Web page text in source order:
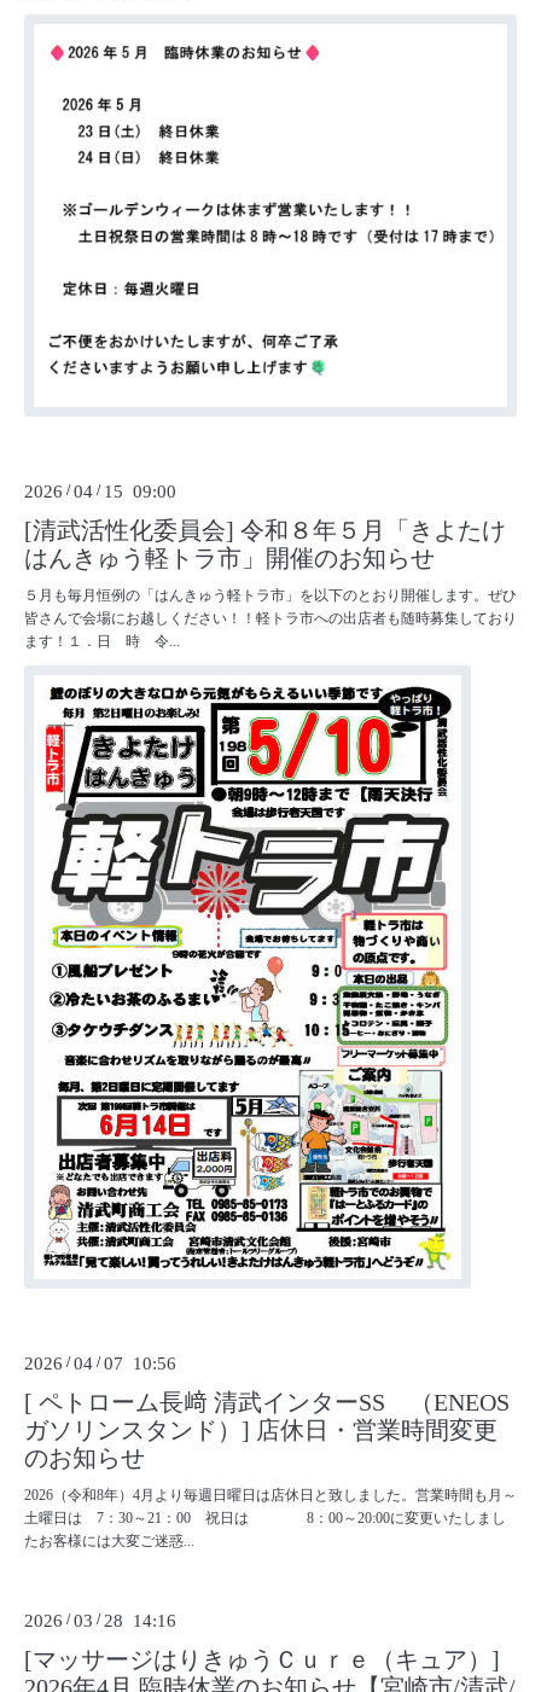
2026 /04 / 15 09:00
[清武活性化委員会] 令和８年５月「きよたけ
はんきゅう軽トラ市」開催のお知らせ
５月も毎月恒例の「はんきゅう軽トラ市」を以下のとおり開催します。ぜひ
皆さんで会場にお越しください！！軽トラ市への出店者も随時募集しており
ます！１．日 時 令...
2026 /04 /07 10:56
[ ペトローム長﨑 清武インターSS （ENEOS
ガソリンスタンド）] 店休日・営業時間変更
のお知らせ
2026（令和8年）4月より毎週日曜日は店休日と致しました。営業時間も月～
土曜日は 7：30～21：00 祝日は 8：00～20:00に変更いたしまし
たお客様には大変ご迷惑...
2026 /03 / 28 14:16
[マッサージはりきゅうＣｕｒｅ（キュア）]